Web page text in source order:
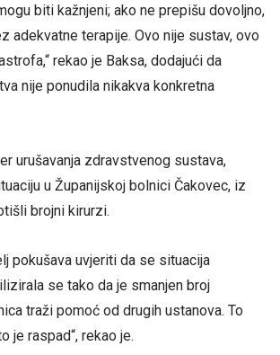
biti kažnjeni; ako ne prepišu dovoljno,
adekvatne terapije. Ovo nije sustav, ovo
rekao je Baksa, dodajući da
nije ponudila nikakva konkretna
urušavanja zdravstvenog sustava,
u Županijskoj bolnici Čakovec, iz
brojni kirurzi.
pokušava uvjeriti da se situacija
se tako da je smanjen broj
traži pomoć od drugih ustanova. To
je raspad“, rekao je.